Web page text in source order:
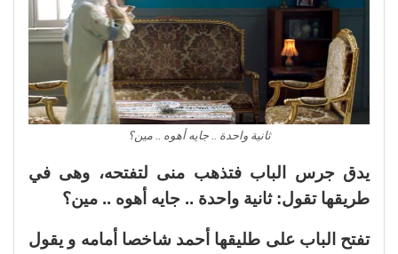
ثانية واحدة .. جايه أهوه .. مين؟
يدق جرس الباب فتذهب منى لتفتحه، وهى في
طريقها تقول: ثانية واحدة .. جايه أهوه .. مين؟
تفتح الباب على طليقها أحمد شاخصا أمامه و يقول